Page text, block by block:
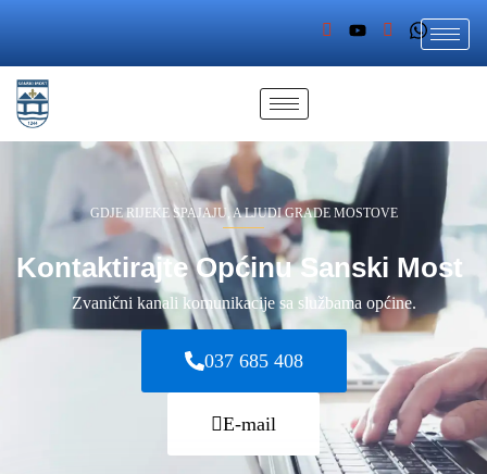
GDJE RIJEKE SPAJAJU, A LJUDI GRADE MOSTOVE
Kontaktirajte Općinu Sanski Most
Zvanični kanali komunikacije sa službama općine.
037 685 408
E-mail